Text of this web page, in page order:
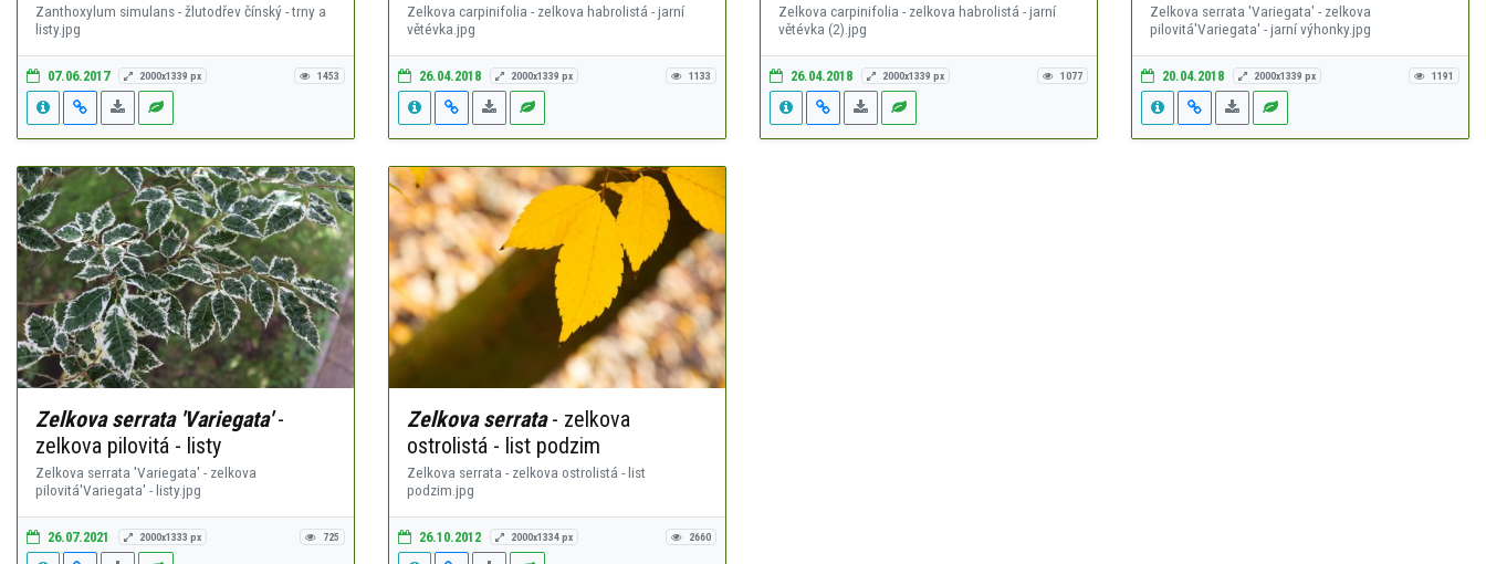
Zanthoxylum simulans - žlutodřev čínský - trny a
listy.jpg
07.06.2017 2000x1339 px 1453
Zelkova carpinifolia - zelkova habrolistá - jarní
větévka.jpg
26.04.2018 2000x1339 px 1133
Zelkova carpinifolia - zelkova habrolistá - jarní
větévka (2).jpg
26.04.2018 2000x1339 px 1077
Zelkova serrata 'Variegata' - zelkova
pilovitá'Variegata' - jarní výhonky.jpg
20.04.2018 2000x1339 px 1191
Zelkova serrata 'Variegata'-
zelkova pilovitá - listy
Zelkova serrata 'Variegata' - zelkova
pilovitá'Variegata' - listy.jpg
26.07.2021 2000x1333 px 725
Zelkova serrata- zelkova
ostrolistá - list podzim
Zelkova serrata - zelkova ostrolistá - list
podzim.jpg
26.10.2012 2000x1334 px 2660